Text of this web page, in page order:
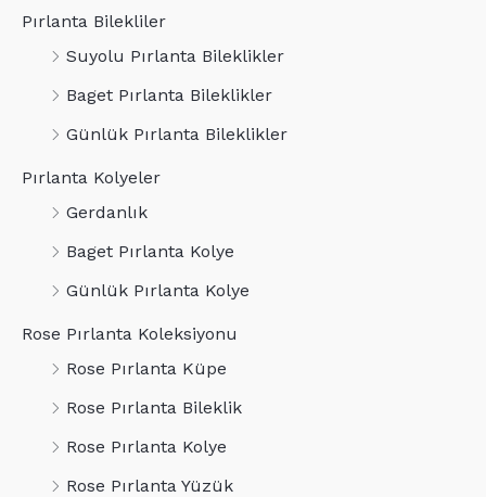
Pırlanta Bilekliler
Suyolu Pırlanta Bileklikler
Baget Pırlanta Bileklikler
Günlük Pırlanta Bileklikler
Pırlanta Kolyeler
Gerdanlık
Baget Pırlanta Kolye
Günlük Pırlanta Kolye
Rose Pırlanta Koleksiyonu
Rose Pırlanta Küpe
Rose Pırlanta Bileklik
Rose Pırlanta Kolye
Rose Pırlanta Yüzük